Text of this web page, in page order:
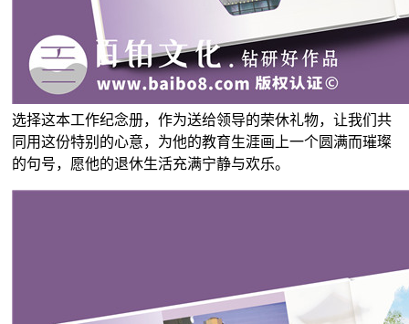
选择这本工作纪念册，作为送给领导的荣休礼物，让我们共
同用这份特别的心意，为他的教育生涯画上一个圆满而璀璨
的句号，愿他的退休生活充满宁静与欢乐。